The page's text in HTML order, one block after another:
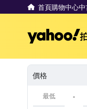
首頁購物中心
價格
-